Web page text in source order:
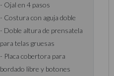
- Ojal en 4 pasos
- Costura con aguja doble
- Doble altura de prensatela
para telas gruesas
- Placa cobertora para
bordado libre y botones